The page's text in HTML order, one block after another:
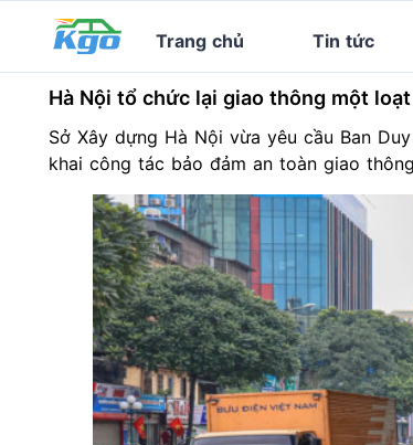
Trang chủ Tin tức
Hà Nội tổ chức lại giao thông một
Sở Xây dựng Hà Nội vừa yêu cầu Ban
khai công tác bảo đảm an toàn giao thông